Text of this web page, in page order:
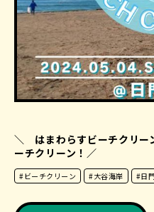
＼ はまわらすビーチクリー
ーチクリーン！／
#ビーチクリーン #大谷海岸 #日